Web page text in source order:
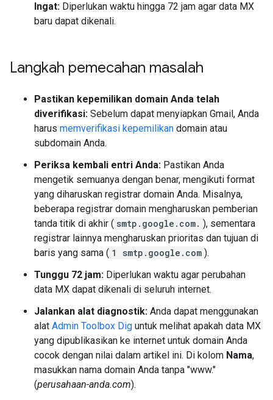
Ingat: Diperlukan waktu hingga 72 jam agar data MX
baru dapat dikenali.
Langkah pemecahan masalah
Pastikan kepemilikan domain Anda telah
diverifikasi: Sebelum dapat menyiapkan Gmail, Anda
harus memverifikasi kepemilikan domain atau
subdomain Anda.
Periksa kembali entri Anda: Pastikan Anda
mengetik semuanya dengan benar, mengikuti format
yang diharuskan registrar domain Anda. Misalnya,
beberapa registrar domain mengharuskan pemberian
tanda titik di akhir ( smtp.google.com. ), sementara
registrar lainnya mengharuskan prioritas dan tujuan di
baris yang sama ( 1 smtp.google.com ).
Tunggu 72 jam: Diperlukan waktu agar perubahan
data MX dapat dikenali di seluruh internet.
Jalankan alat diagnostik: Anda dapat menggunakan
alat Admin Toolbox Dig untuk melihat apakah data MX
yang dipublikasikan ke internet untuk domain Anda
cocok dengan nilai dalam artikel ini. Di kolom Nama,
masukkan nama domain Anda tanpa "www."
(perusahaan-anda.com).